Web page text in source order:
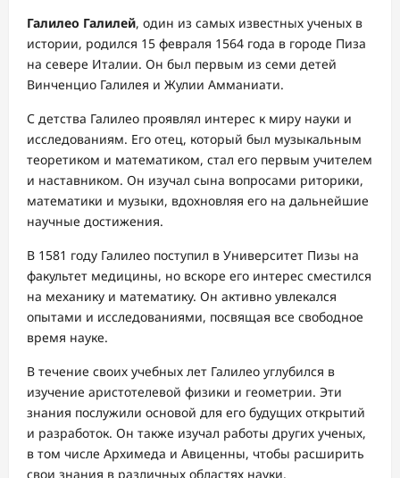
Галилео Галилей, один из самых известных ученых в
истории, родился 15 февраля 1564 года в городе Пиза
на севере Италии. Он был первым из семи детей
Винченцио Галилея и Жулии Амманиати.
С детства Галилео проявлял интерес к миру науки и
исследованиям. Его отец, который был музыкальным
теоретиком и математиком, стал его первым учителем
и наставником. Он изучал сына вопросами риторики,
математики и музыки, вдохновляя его на дальнейшие
научные достижения.
В 1581 году Галилео поступил в Университет Пизы на
факультет медицины, но вскоре его интерес сместился
на механику и математику. Он активно увлекался
опытами и исследованиями, посвящая все свободное
время науке.
В течение своих учебных лет Галилео углубился в
изучение аристотелевой физики и геометрии. Эти
знания послужили основой для его будущих открытий
и разработок. Он также изучал работы других ученых,
в том числе Архимеда и Авиценны, чтобы расширить
свои знания в различных областях науки.